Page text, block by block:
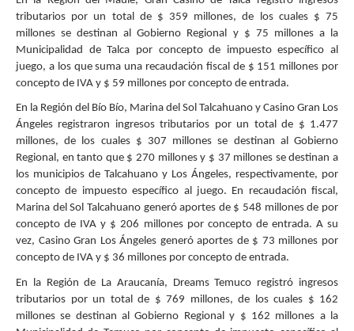
tributarios por un total de $ 359 millones, de los cuales $ 75
millones se destinan al Gobierno Regional y $ 75 millones a la
Municipalidad de Talca por concepto de impuesto específico al
juego, a los que suma una recaudación fiscal de $ 151 millones por
concepto de IVA y $ 59 millones por concepto de entrada.
En la Región del Bío Bío, Marina del Sol Talcahuano y Casino Gran Los
Ángeles registraron ingresos tributarios por un total de $ 1.477
millones, de los cuales $ 307 millones se destinan al Gobierno
Regional, en tanto que $ 270 millones y $ 37 millones se destinan a
los municipios de Talcahuano y Los Ángeles, respectivamente, por
concepto de impuesto específico al juego. En recaudación fiscal,
Marina del Sol Talcahuano generó aportes de $ 548 millones de por
concepto de IVA y $ 206 millones por concepto de entrada. A su
vez, Casino Gran Los Ángeles generó aportes de $ 73 millones por
concepto de IVA y $ 36 millones por concepto de entrada.
En la Región de La Araucanía, Dreams Temuco registró ingresos
tributarios por un total de $ 769 millones, de los cuales $ 162
millones se destinan al Gobierno Regional y $ 162 millones a la